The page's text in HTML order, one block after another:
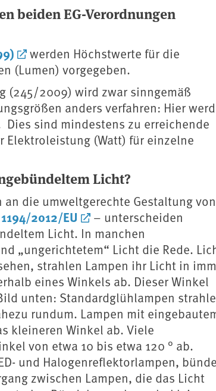
beiden EG-Verordnungen
werden Höchstwerte für die
(Lumen) vorgegeben.
(245/2009) wird zwar sinngemäß
anders verfahren: Hier
sind mindestens zu erreichende
Elektroleistung (Watt) für einzelne
Licht?
an die umweltgerechte Gestaltung von
1194/2012/EU
– unterscheiden
Licht. In manchen
„ungerichtetem“ Licht die Rede.
strahlen Lampen ihr Licht in
eines Winkels ab. Dieser Winkel
unten: Standardglühlampen
rundum. Lampen mit
kleineren Winkel ab. Viele
von etwa 10 bis etwa 120 ° ab.
und Halogenreflektorlampen,
zwischen Lampen, die das Licht